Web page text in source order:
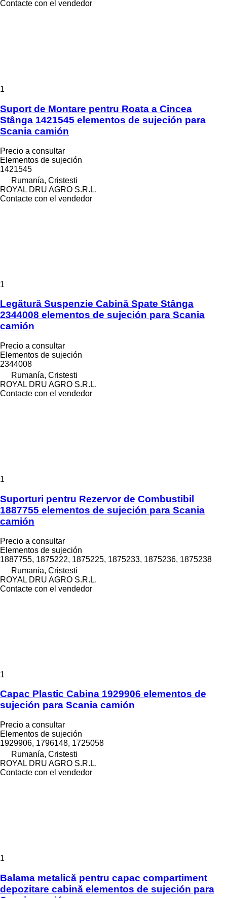
Contacte con el vendedor
1
Suport de Montare pentru Roata a Cincea
Stânga 1421545 elementos de sujeción para
Scania camión
Precio a consultar
Elementos de sujeción
1421545
Rumanía, Cristesti
ROYAL DRU AGRO S.R.L.
Contacte con el vendedor
1
Legătură Suspenzie Cabină Spate Stânga
2344008 elementos de sujeción para Scania
camión
Precio a consultar
Elementos de sujeción
2344008
Rumanía, Cristesti
ROYAL DRU AGRO S.R.L.
Contacte con el vendedor
1
Suporturi pentru Rezervor de Combustibil
1887755 elementos de sujeción para Scania
camión
Precio a consultar
Elementos de sujeción
1887755, 1875222, 1875225, 1875233, 1875236, 1875238
Rumanía, Cristesti
ROYAL DRU AGRO S.R.L.
Contacte con el vendedor
1
Capac Plastic Cabina 1929906 elementos de
sujeción para Scania camión
Precio a consultar
Elementos de sujeción
1929906, 1796148, 1725058
Rumanía, Cristesti
ROYAL DRU AGRO S.R.L.
Contacte con el vendedor
1
Balama metalică pentru capac compartiment
depozitare cabină elementos de sujeción para